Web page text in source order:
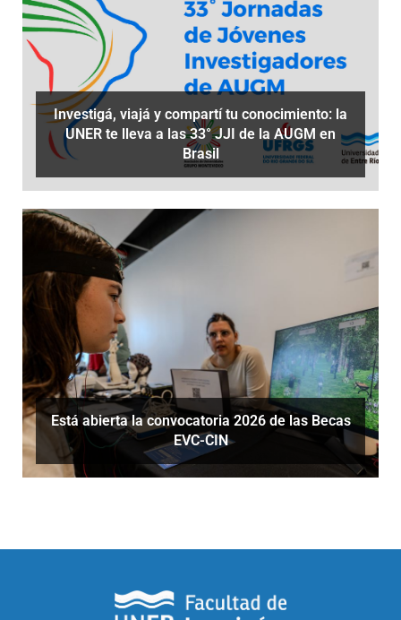
Investigá, viajá y compartí tu conocimiento: la
UNER te lleva a las 33° JJI de la AUGM en
Brasil
Está abierta la convocatoria 2026 de las Becas
EVC-CIN